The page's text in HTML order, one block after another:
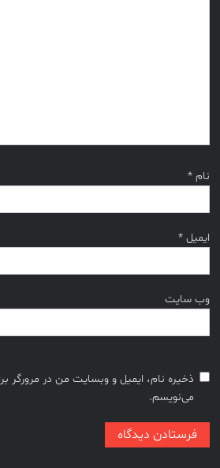
نام*
ایمیل*
وب‌ سایت
ذخیره نام، ایمیل و وبسایت من در مرورگر
می‌نویسم.